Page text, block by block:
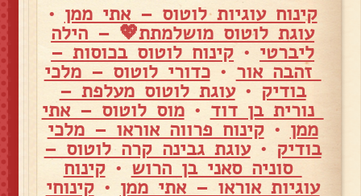
קינוח עוגיות לוטוס – אתי ממן •
עוגת לוטוס מושלמתת💖 – הילה
ליברטי • קינוח לוטוס בכוסות –
זהבה אור •כדורי לוטוס – מלכי
בודיק •עוגת לוטוס מעלפת –
נורית בן דוד •מוס לוטוס – אתי
ממן •קינוח פרווה אוראו – מלכי
בודיק •עוגת גבינה קרה לוטוס –
סוניה סאני בן הרוש •קינוח
עוגיות אוראו – אתי ממן •קינוחי